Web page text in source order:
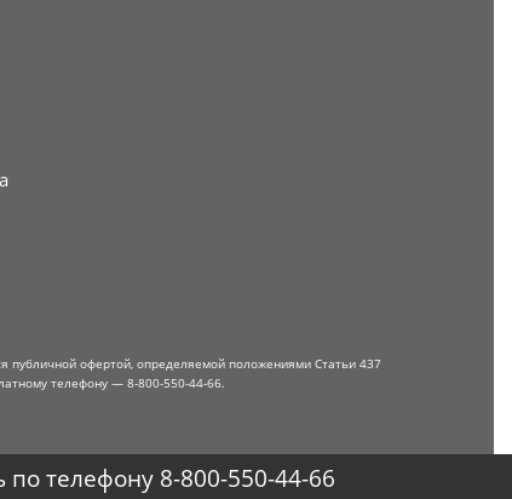
публичной офертой, определяемой положениями Статьи 437
телефону — 8-800-550-44-66.
телефону 8-800-550-44-66